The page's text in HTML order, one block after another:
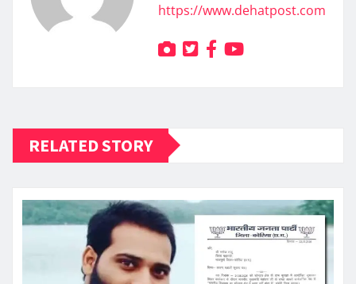
https://www.dehatpost.com
RELATED STORY